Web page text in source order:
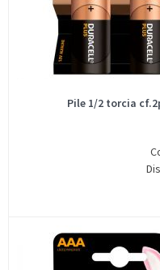
Pile 1/2 torcia